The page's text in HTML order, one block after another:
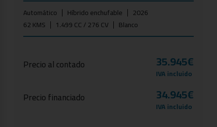
Automático Híbrido enchufable
2026
62 KMS
1.499 CC / 276 CV Blanco
Precio al contado 35.945€
IVA incluido
Precio financiado 34.945€
IVA incluido